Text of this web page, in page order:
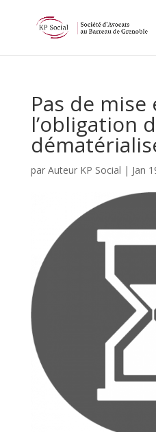
Pas de
l’obligation
par Auteur KP Social | Jan